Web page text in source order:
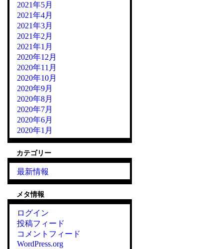
2021年5月
2021年4月
2021年3月
2021年2月
2021年1月
2020年12月
2020年11月
2020年10月
2020年9月
2020年8月
2020年7月
2020年6月
2020年1月
カテゴリー
最新情報
メタ情報
ログイン
投稿フィード
コメントフィード
WordPress.org